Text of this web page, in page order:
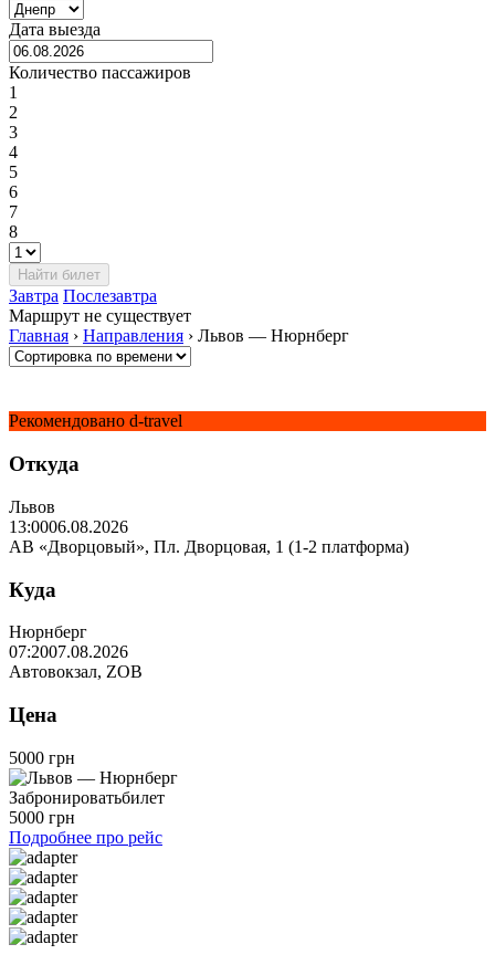
Дата выезда
Количество пассажиров
1
2
3
4
5
6
7
8
Завтра Послезавтра
Маршрут не существует
Главная › Направления › Львов — Нюрнберг
Рекомендовано d-travel
Откуда
Львов
13:0006.08.2026
АВ «Дворцовый», Пл. Дворцовая, 1 (1-2 платформа)
Куда
Нюрнберг
07:2007.08.2026
Автовокзал, ZOB
Цена
5000 грн
Забронироватьбилет
5000 грн
Подробнее про рейс